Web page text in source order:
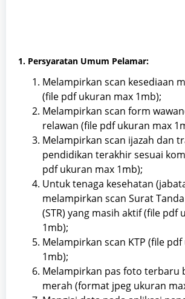
1. Persyaratan Umum Pelamar:
Melampirkan scan kesediaan
(file pdf ukuran max 1mb);
Melampirkan scan form
relawan (file pdf ukuran max
Melampirkan scan ijazah dan
pendidikan terakhir sesuai
pdf ukuran max 1mb);
Untuk tenaga kesehatan
melampirkan scan Surat
(STR) yang masih aktif (file pdf
1mb);
Melampirkan scan KTP (file
1mb);
Melampirkan pas foto terbaru
merah (format jpeg ukuran